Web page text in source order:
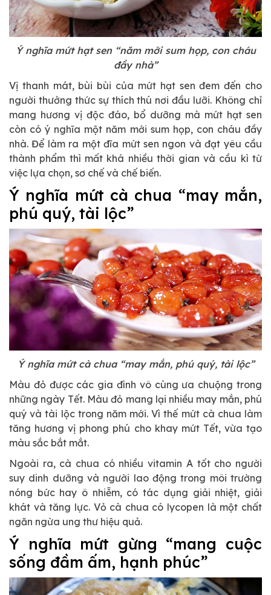
Ý nghĩa mứt hạt sen “năm mới sum họp, con cháu
đầy nhà”
Vị thanh mát, bùi bùi của mứt hạt sen đem đến cho
người thưởng thức sự thích thú nơi đầu lưỡi. Không chỉ
mang hương vị độc đáo, bổ dưỡng mà mứt hạt sen
còn có ý nghĩa một năm mới sum họp, con cháu đầy
nhà. Để làm ra một đĩa mứt sen ngon và đạt yêu cầu
thành phẩm thì mất khá nhiều thời gian và cầu kì từ
việc lựa chọn, sơ chế và chế biến.
Ý nghĩa mứt cà chua “may mắn,
phú quý, tài lộc”
Ý nghĩa mứt cà chua “may mắn, phú quý, tài lộc”
Màu đỏ được các gia đình vô cùng ưa chuộng trong
những ngày Tết. Màu đỏ mang lại nhiều may mắn, phú
quý và tài lộc trong năm mới. Vì thế mứt cà chua làm
tăng hương vị phong phú cho khay mứt Tết, vừa tạo
màu sắc bắt mắt.
Ngoài ra, cà chua có nhiều vitamin A tốt cho người
suy dinh dưỡng và người lao động trong môi trường
nóng bức hay ô nhiễm, có tác dụng giải nhiệt, giải
khát và tăng lực. Vỏ cà chua có lycopen là một chất
ngăn ngừa ung thư hiệu quả.
Ý nghĩa mứt gừng “mang cuộc
sống đầm ấm, hạnh phúc”